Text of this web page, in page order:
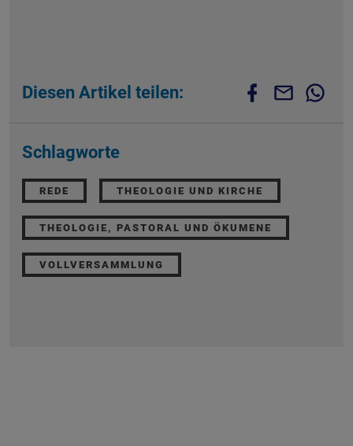
Diesen Artikel teilen:
Schlagworte
REDE THEOLOGIE UND KIRCHE
THEOLOGIE, PASTORAL UND ÖKUMENE
VOLLVERSAMMLUNG